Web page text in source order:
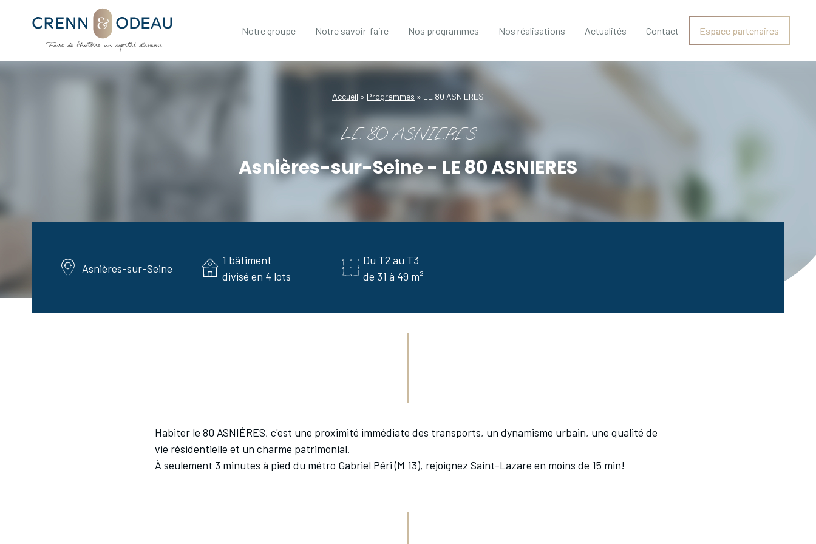
Notre groupe Notre savoir-faire Nos programmes Nos réalisations Actualités Contact Espace partenaires
Accueil » Programmes » LE 80 ASNIERES
LE 80 ASNIERES
Asnières-sur-Seine - LE 80 ASNIERES
Asnières-sur-Seine
1 bâtiment
divisé en 4 lots
Du T2 au T3
de 31 à 49 m²
Habiter le 80 ASNIÈRES, c'est une proximité immédiate des transports, un dynamisme urbain, une qualité de
vie résidentielle et un charme patrimonial.
À seulement 3 minutes à pied du métro Gabriel Péri (M 13), rejoignez Saint-Lazare en moins de 15 min!